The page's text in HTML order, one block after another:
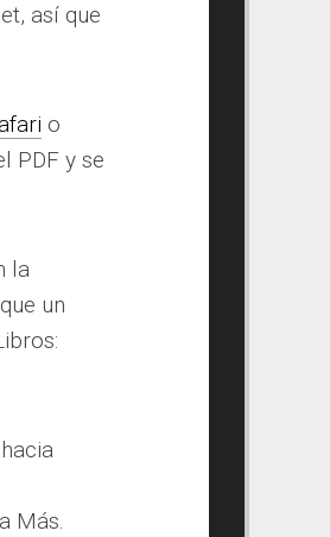
así que
o
PDF y se
la
un
Más.